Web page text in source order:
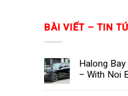
BÀI VIẾT – TIN
Halong
– With Noi